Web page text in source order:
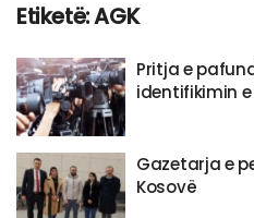
Etiketë:AGK
Pritja e
identifikimin
Gazetarja e
Kosovë